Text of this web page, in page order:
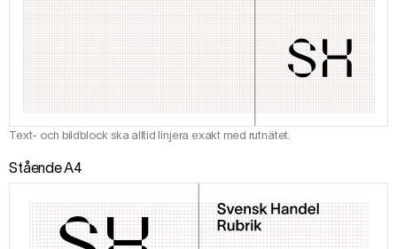
Text- och bildblock ska alltid linjera exakt med rutnätet.
Stående A4